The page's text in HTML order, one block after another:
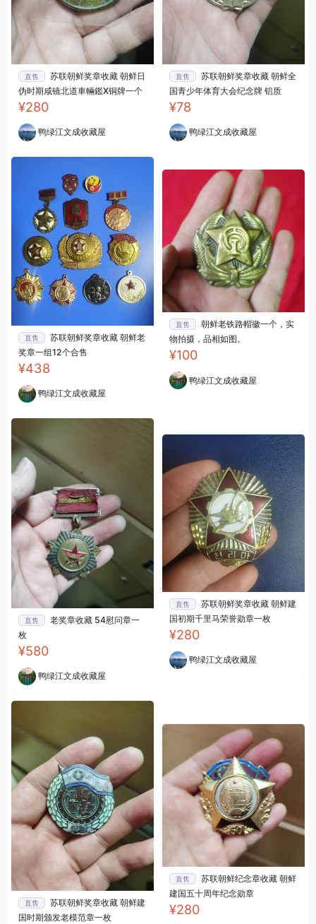
直售
苏联朝鲜奖章收藏 朝鲜日
伪时期咸镜北道車輛鑑X铜牌一个
¥280
鸭绿江文成收藏屋
直售
苏联朝鲜奖章收藏 朝鲜全
国青少年体育大会纪念牌 铝质
¥78
鸭绿江文成收藏屋
直售
苏联朝鲜奖章收藏 朝鲜老
奖章一组12个合售
¥438
鸭绿江文成收藏屋
直售
朝鲜老铁路帽徽一个，实
物拍摄，品相如图。
¥100
鸭绿江文成收藏屋
直售
老奖章收藏 54慰问章一
枚
¥580
鸭绿江文成收藏屋
直售
苏联朝鲜奖章收藏 朝鲜建
国初期千里马荣誉勋章一枚
¥280
鸭绿江文成收藏屋
直售
苏联朝鲜奖章收藏 朝鲜建
国时期颁发老模范章一枚
直售
苏联朝鲜纪念章收藏 朝鲜
建国五十周年纪念勋章
¥280